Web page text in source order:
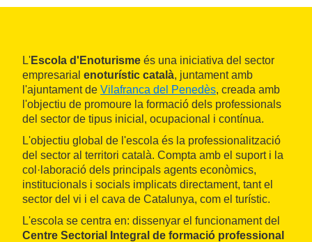
L'Escola d'Enoturisme és una iniciativa del sector
empresarial enoturístic català, juntament amb
l'ajuntament de Vilafranca del Penedès, creada amb
l'objectiu de promoure la formació dels professionals
del sector de tipus inicial, ocupacional i contínua.
L'objectiu global de l'escola és la professionalització
del sector al territori català. Compta amb el suport i la
col·laboració dels principals agents econòmics,
institucionals i socials implicats directament, tant el
sector del vi i el cava de Catalunya, com el turístic.
L'escola se centra en: dissenyar el funcionament del
Centre Sectorial Integral de formació professional